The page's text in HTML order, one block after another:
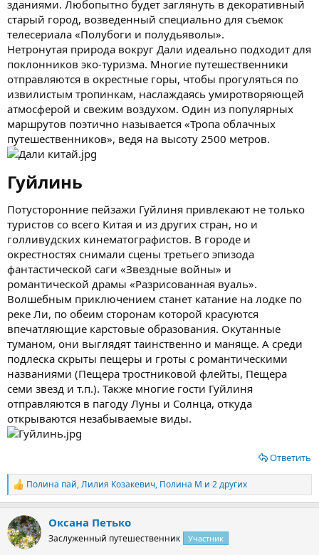
зданиями. Любопытно будет заглянуть в декоративный
старый город, возведенный специально для съемок
телесериала «Полубоги и полудьяволы».
Нетронутая природа вокруг Дали идеально подходит для
поклонников эко-туризма. Многие путешественники
отправляются в окрестные горы, чтобы прогуляться по
извилистым тропинкам, наслаждаясь умиротворяющей
атмосферой и свежим воздухом. Один из популярных
маршрутов поэтично называется «Тропа облачных
путешественников», ведя на высоту 2500 метров.
Гуйлинь​
Потусторонние пейзажи Гуйлиня привлекают не только
туристов со всего Китая и из других стран, но и
голливудских кинематографистов. В городе и
окрестностях снимали сцены третьего эпизода
фантастической саги «Звездные войны» и
романтической драмы «Разрисованная вуаль».
Волшебным приключением станет катание на лодке по
реке Ли, по обеим сторонам которой красуются
впечатляющие карстовые образования. Окутанные
туманом, они выглядят таинственно и маняще. А среди
подлеска скрыты пещеры и гроты с романтическими
названиями (Пещера тростниковой флейты, Пещера
семи звезд и т.п.). Также многие гости Гуйлиня
отправляются в пагоду Луны и Солнца, откуда
открываются незабываемые виды.
Ответить
Р
е
к
ц
и
Полина пай,Лилия Козакевич, Полина М и 2 других
Оксана Петько
Заслуженный путешественник Участник